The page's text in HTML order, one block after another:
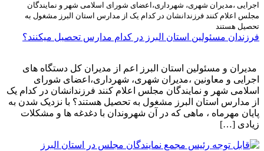
اجرایی ،مدیران شهری، شهرداری،اعضای شورای اسلامی شهر و نمایندگان
مجلس اعلام کنند فرزندانشان در کدام یک از مدارس استان البرز مشغول به
تحصیل هستند
فرزندان مسئولین استان البرز در کدام مدارس تحصیل میکنند؟
مدیران و مسئولین استان البرز اعم از مدیران کل دستگاه های
اجرایی و معاونین ،مدیران شهری، شهرداری،اعضای شورای
اسلامی شهر و نمایندگان مجلس اعلام کنند فرزندانشان در کدام یک
از مدارس استان البرز مشغول به تحصیل هستند؟ با نزدیک شدن به
پایان مهرماه ، ماهی که در آن شهروندان با دغدغه ها و مشکلات
زیادی […]